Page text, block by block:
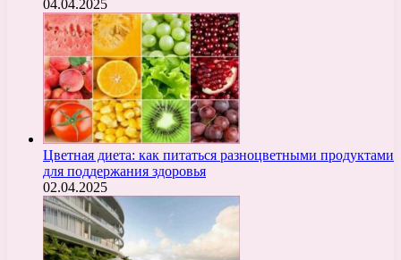
04.04.2025
Цветная диета: как питаться разноцветными продуктами
для поддержания здоровья
02.04.2025